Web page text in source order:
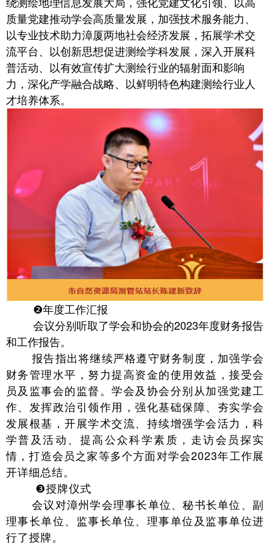
质量党建推动学会高质量发展，加强技术服务能力、
以专业技术助力漳厦两地社会经济发展，拓展学术交
流平台、以创新思想促进测绘学科发展，深入开展科
普活动、以有效宣传扩大测绘行业的辐射面和影响
力，深化产学融合战略、以鲜明特色构建测绘行业人
才培养体系。
❷年度工作汇报
会议分别听取了学会和协会的2023年度财务报告
和工作报告。
报告指出将继续严格遵守财务制度，加强学会
财务管理水平，努力提高资金的使用效益，接受会
员及监事会的监督。学会及协会分别从加强党建工
作、发挥政治引领作用，强化基础保障、夯实学会
发展根基，开展学术交流、持续增强学会活力，科
学普及活动、提高公众科学素质，走访会员探实
情，打造会员之家等多个方面对学会2023年工作展
开详细总结。
❸授牌仪式
会议对漳州学会理事长单位、秘书长单位、副
理事长单位、监事长单位、理事单位及监事单位进
行了授牌。